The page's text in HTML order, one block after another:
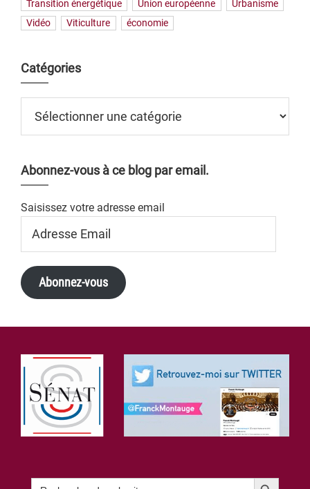
Transition énergétique
Union européenne
Urbanisme
Vidéo
Viticulture économie
Catégories
Abonnez-vous à ce blog par email.
Saisissez votre adresse email
Email
Abonnez-vous
Footer
Search
Search Button